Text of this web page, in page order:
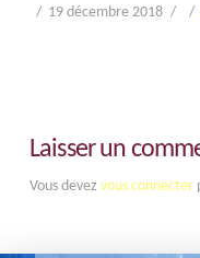
19 décembre 2018
Laisser un
Vous devez vous connecter